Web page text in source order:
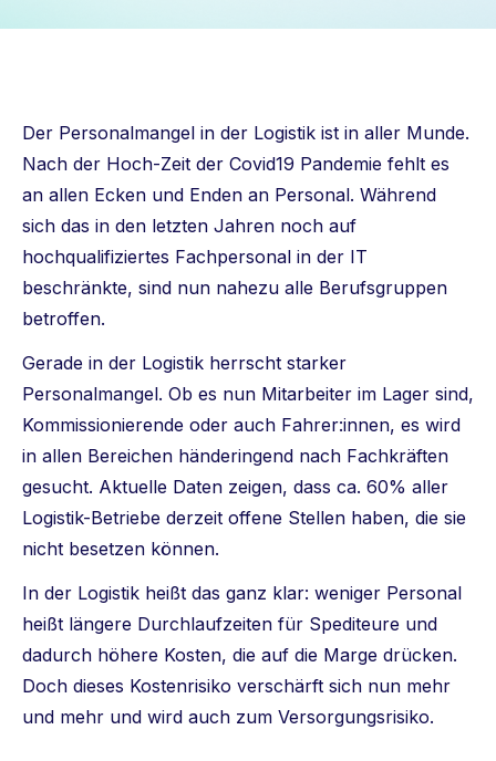
Der Personalmangel in der Logistik ist in aller Munde.
Nach der Hoch-Zeit der Covid19 Pandemie fehlt es
an allen Ecken und Enden an Personal. Während
sich das in den letzten Jahren noch auf
hochqualifiziertes Fachpersonal in der IT
beschränkte, sind nun nahezu alle Berufsgruppen
betroffen.
Gerade in der Logistik herrscht starker
Personalmangel. Ob es nun Mitarbeiter im Lager sind,
Kommissionierende oder auch Fahrer:innen, es wird
in allen Bereichen händeringend nach Fachkräften
gesucht. Aktuelle Daten zeigen, dass ca. 60% aller
Logistik-Betriebe derzeit offene Stellen haben, die sie
nicht besetzen können.
In der Logistik heißt das ganz klar: weniger Personal
heißt längere Durchlaufzeiten für Spediteure und
dadurch höhere Kosten, die auf die Marge drücken.
Doch dieses Kostenrisiko verschärft sich nun mehr
und mehr und wird auch zum Versorgungsrisiko.